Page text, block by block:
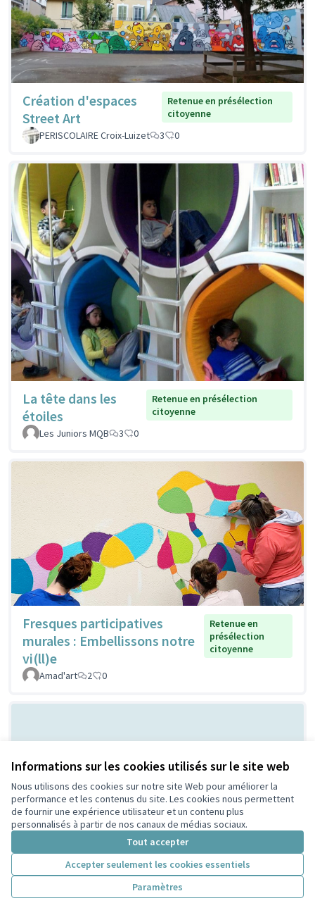
Informations sur les cookies utilisés sur le site web
Nous utilisons des cookies sur notre site Web pour améliorer la
performance et les contenus du site. Les cookies nous permettent
de fournir une expérience utilisateur et un contenu plus
personnalisés à partir de nos canaux de médias sociaux.
Tout accepter
Accepter seulement les cookies essentiels
Paramètres
Création d'espaces
Street Art
Retenue en présélection
citoyenne
PERISCOLAIRE Croix-Luizet
3 0
La tête dans les
étoiles
Retenue en présélection
citoyenne
Les Juniors MQB
3 0
Fresques participatives
murales : Embellissons notre
vi(ll)e
Retenue en
présélection
citoyenne
Amad'art 2 0
Les cabanes à
Retenue en présélection
citoyenne
PeriscoZay
2 0